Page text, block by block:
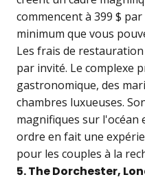
commencent à 399 $
minimum que vous
Les frais de
par invité. Le complexe
gastronomique, des
chambres luxueuses.
magnifiques sur l'océan
ordre en fait une
pour les couples à la
5. The Dorchester,